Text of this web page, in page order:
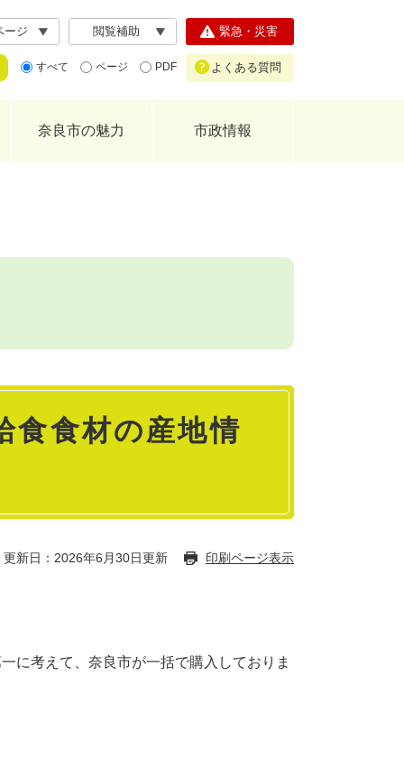
ージ 閲覧補助
すべて ページ PDF
緊急・災害
よくある質問
奈良市の魅力 市政情報
食材の産地情
更新日：2026年6月30日更新 印刷ページ表示
考えて、奈良市が一括で購入しておりま